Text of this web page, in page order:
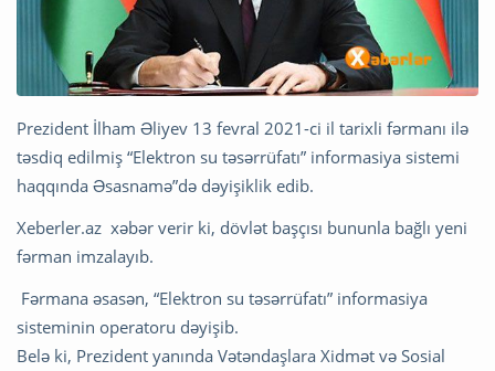
Prezident İlham Əliyev 13 fevral 2021-ci il tarixli fərmanı ilə
təsdiq edilmiş “Elektron su təsərrüfatı” informasiya sistemi
haqqında Əsasnamə”də dəyişiklik edib.
Xeberler.az xəbər verir ki, dövlət başçısı bununla bağlı yeni
fərman imzalayıb.
Fərmana əsasən, “Elektron su təsərrüfatı” informasiya
sisteminin operatoru dəyişib.
Belə ki, Prezident yanında Vətəndaşlara Xidmət və Sosial